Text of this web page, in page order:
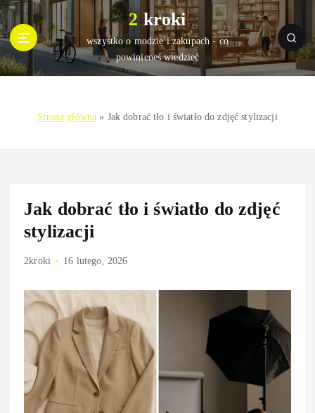
S
k
i
p
t
t
2 kroki
wszystko o modzie i zakupach - co
powinieneś wiedzieć
Strona główna » Jak dobrać tło i światło do zdjęć stylizacji
Jak dobrać tło i światło do zdjęć
stylizacji
2kroki 16 lutego, 2026